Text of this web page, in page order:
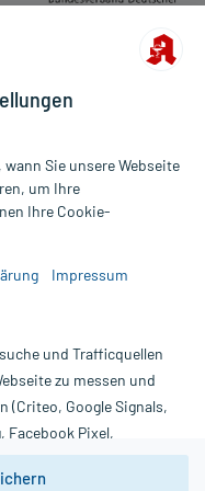
ausschließlich für
einen Arzt. Bitte
Webseite benutzt
wichtigen Hinweise in
einer Bestellung
Sie unsere Webseite
um Ihre
Ihre Cookie-
Impressum
und Trafficquellen
zu messen und
(Criteo, Google Signals,
Facebook Pixel,